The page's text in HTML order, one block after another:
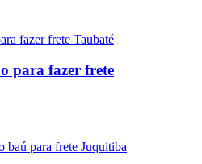
para fazer frete